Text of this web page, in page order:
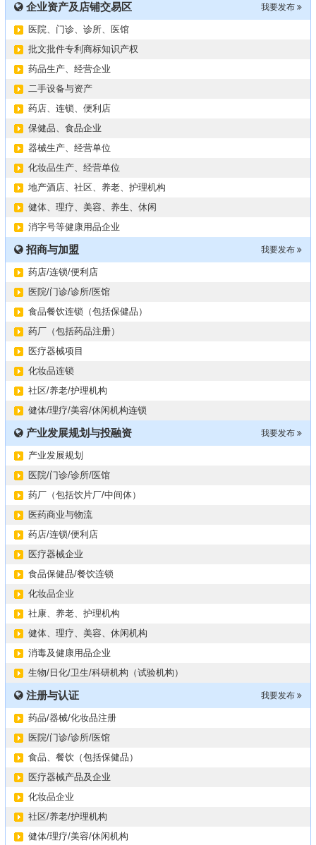
09-27
膝关节修复药物融资计划
华北某药厂转让（年利有3000多万）
某医药销售团队寻求品种大包
“粤省心”为企业定制专业化的财务服务
【专注投资】城投 交投 建投等国企项目合作
【寻求合作】海外代理、慈善机构
某资方在全国大量求购各地机构
西南地区某煤炭公司寻求合作
2024第34届（广东）国际大健康产业博览会
某器械公司项目技术转让
10-13
#冠心病养生素口服液项目招商或寻求技术转让
大健康交易中心平台招商
膝关节修复药物融资计划
华北某药厂转让（年利有3000多万）
我要发布
企业资产及店铺交易区
医院、门诊、诊所、医馆
批文批件专利商标知识产权
药品生产、经营企业
二手设备与资产
药店、连锁、便利店
保健品、食品企业
器械生产、经营单位
化妆品生产、经营单位
地产酒店、社区、养老、护理机构
健体、理疗、美容、养生、休闲
消字号等健康用品企业
我要发布
招商与加盟
药店/连锁/便利店
医院/门诊/诊所/医馆
食品餐饮连锁（包括保健品）
药厂（包括药品注册）
医疗器械项目
化妆品连锁
社区/养老/护理机构
健体/理疗/美容/休闲机构连锁
我要发布
产业发展规划与投融资
产业发展规划
医院/门诊/诊所/医馆
药厂（包括饮片厂/中间体）
医药商业与物流
药店/连锁/便利店
医疗器械企业
食品保健品/餐饮连锁
化妆品企业
社康、养老、护理机构
健体、理疗、美容、休闲机构
消毒及健康用品企业
生物/日化/卫生/科研机构（试验机构）
我要发布
注册与认证
药品/器械/化妆品注册
医院/门诊/诊所/医馆
食品、餐饮（包括保健品）
医疗器械产品及企业
化妆品企业
社区/养老/护理机构
健体/理疗/美容/休闲机构